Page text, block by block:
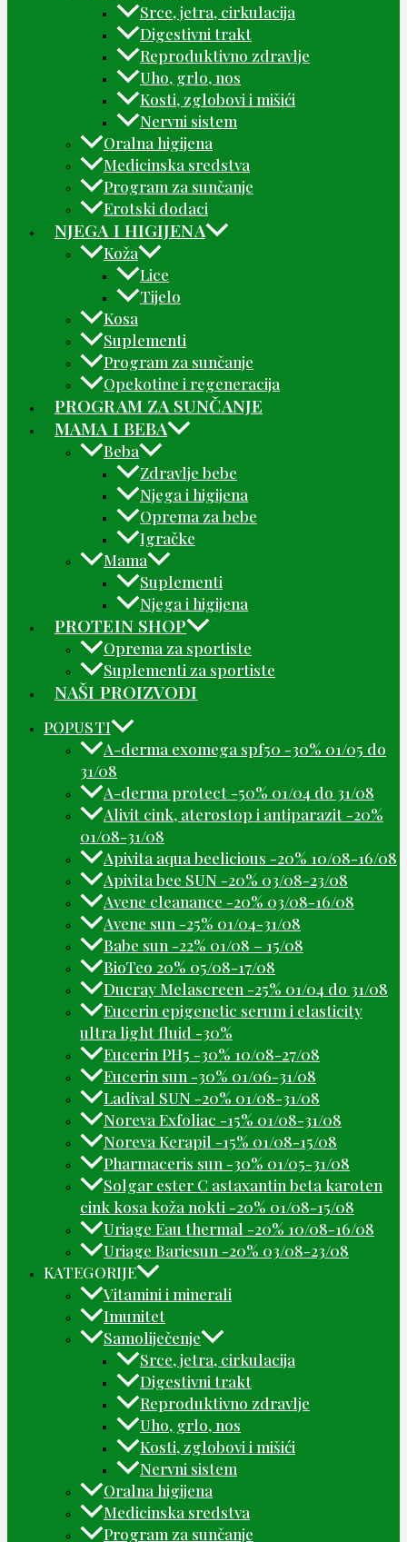
Srce, jetra, cirkulacija
Digestivni trakt
Reproduktivno zdravlje
Uho, grlo, nos
Kosti, zglobovi i mišići
Nervni sistem
Oralna higijena
Medicinska sredstva
Program za sunčanje
Erotski dodaci
NJEGA I HIGIJENA
Koža
Lice
Tijelo
Kosa
Suplementi
Program za sunčanje
Opekotine i regeneracija
PROGRAM ZA SUNČANJE
MAMA I BEBA
Beba
Zdravlje bebe
Njega i higijena
Oprema za bebe
Igračke
Mama
Suplementi
Njega i higijena
PROTEIN SHOP
Oprema za sportiste
Suplementi za sportiste
NAŠI PROIZVODI
POPUSTI
A-derma exomega spf50 -30% 01/05 do
31/08
A-derma protect -50% 01/04 do 31/08
Alivit cink, aterostop i antiparazit -20%
01/08-31/08
Apivita aqua beelicious -20% 10/08-16/08
Apivita bee SUN -20% 03/08-23/08
Avene cleanance -20% 03/08-16/08
Avene sun -25% 01/04-31/08
Babe sun -22% 01/08 – 15/08
BioTeo 20% 05/08-17/08
Ducray Melascreen -25% 01/04 do 31/08
Eucerin epigenetic serum i elasticity
ultra light fluid -30%
Eucerin PH5 -30% 10/08-27/08
Eucerin sun -30% 01/06-31/08
Ladival SUN -20% 01/08-31/08
Noreva Exfoliac -15% 01/08-31/08
Noreva Kerapil -15% 01/08-15/08
Pharmaceris sun -30% 01/05-31/08
Solgar ester C astaxantin beta karoten
cink kosa koža nokti -20% 01/08-15/08
Uriage Eau thermal -20% 10/08-16/08
Uriage Bariesun -20% 03/08-23/08
KATEGORIJE
Vitamini i minerali
Imunitet
Samoliječenje
Srce, jetra, cirkulacija
Digestivni trakt
Reproduktivno zdravlje
Uho, grlo, nos
Kosti, zglobovi i mišići
Nervni sistem
Oralna higijena
Medicinska sredstva
Program za sunčanje